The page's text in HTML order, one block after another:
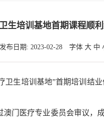
生培训基地首期课程顺
发布日期: 2023-02-28 字体 大 中
生培训基地”首期培训结
医疗专业委员会审议，